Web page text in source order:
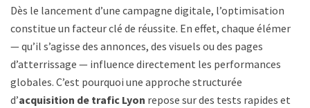
Dès le lancement d’une campagne digitale, l’optimisation
constitue un facteur clé de réussite. En effet, chaque élément
— qu’il s’agisse des annonces, des visuels ou des pages
d’atterrissage — influence directement les performances
globales. C’est pourquoi une approche structurée
d’acquisition de trafic Lyon repose sur des tests rapides et